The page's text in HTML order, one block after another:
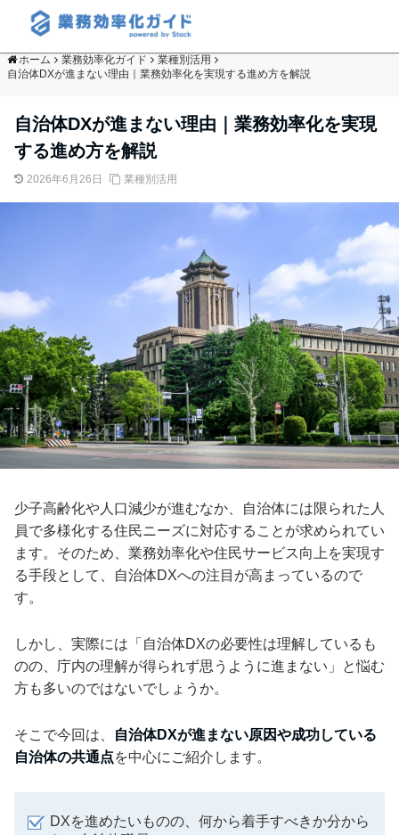
ホーム 業務効率化ガイド
業種別活用
自治体DXが進まない理由｜業務効率化を実現する進め方を解説
自治体DXが進まない理由｜業務効率化を実現
する進め方を解説
2026年6月26日 業種別活用
少子高齢化や人口減少が進むなか、自治体には限られた人
員で多様化する住民ニーズに対応することが求められてい
ます。そのため、業務効率化や住民サービス向上を実現す
る手段として、自治体DXへの注目が高まっているので
す。
しかし、実際には「自治体DXの必要性は理解しているも
のの、庁内の理解が得られず思うように進まない」と悩む
方も多いのではないでしょうか。
そこで今回は、
自治体DXが進まない原因や成功している
自治体の共通点を中心にご紹介します。
DXを進めたいものの、何から着手すべきか分から